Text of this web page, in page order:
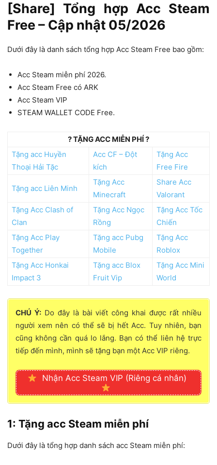
[Share] Tổng hợp Acc Steam
Free – Cập nhật 05/2026
Dưới đây là danh sách tổng hợp Acc Steam Free bao gồm:
Acc Steam miễn phí 2026.
Acc Steam Free có ARK
Acc Steam VIP
STEAM WALLET CODE Free.
? TẶNG ACC MIỄN PHÍ ?
Tặng acc Huyền
Thoại Hải Tặc
Acc CF – Đột
kích
Tặng Acc
Free Fire
Tặng acc Liên Minh
Tặng Acc
Minecraft
Share Acc
Valorant
Tặng Acc Clash of
Clan
Tặng Acc Ngọc
Rồng
Tặng Acc Tốc
Chiến
Tặng Acc Play
Together
Tặng acc Pubg
Mobile
Tặng Acc
Roblox
Tặng Acc Honkai
Impact 3
Tặng acc Blox
Fruit Vip
Tặng Acc Mini
World
CHÚ Ý:Do đây là bài viết công khai được rất nhiều
người xem nên có thể sẽ bị hết Acc. Tuy nhiên, bạn
cũng không cần quá lo lắng. Bạn có thể liên hệ trực
tiếp đến mình, mình sẽ tặng bạn một Acc VIP riêng.
Nhận Acc Steam VIP (Riêng cá nhân)
1: Tặng acc Steam miễn phí
Dưới đây là tổng hợp danh sách acc Steam miễn phí: